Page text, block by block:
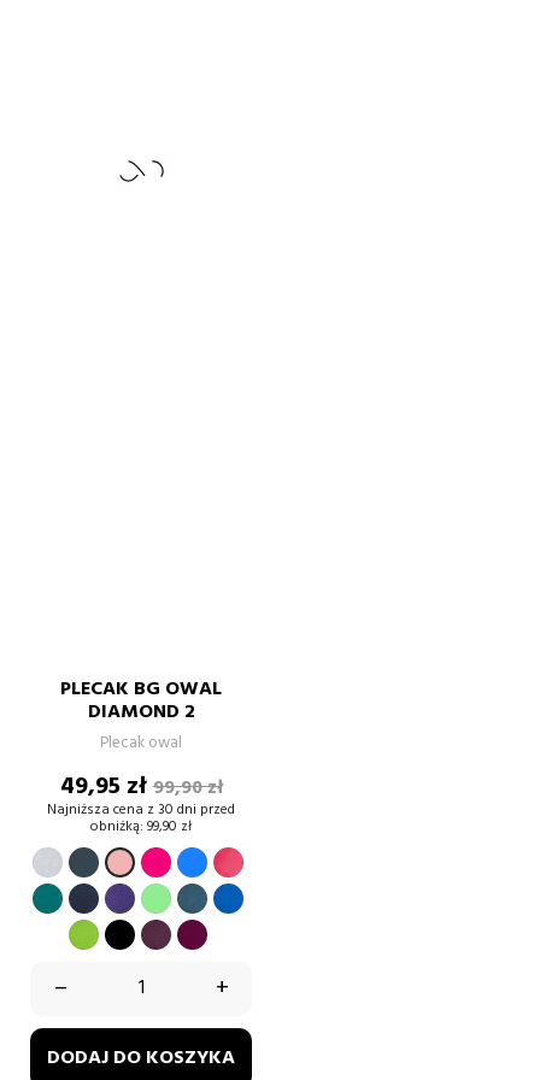
PLECAK BG OWAL
DIAMOND 2
Plecak owal
Cena
49,95 złCena
podstawowa
99,90 zł
Najniższa cena z 30 dni przed
obniżką: 99,90 zł
SZARYGRAFITOWY
PUDROWY
RÓŻ
fuksjaNiebieskikoralowy
emerald
grey.
french
navy.
purple.MIĘTOWY
airforce
blue.
bright
lime
black.plum.burgund
– +
DODAJ DO KOSZYKA